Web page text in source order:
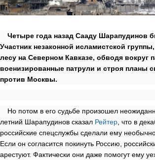
Четыре года назад Сааду Шарапудинов
Участник незаконной исламистской
лесу на Северном Кавказе, обводя вокруг
военизированные патрули и строя планы
против Москвы.
Но потом в его судьбе произошел
летний Шарапудинов сказал Рейтер , что в
российские спецслужбы сделали ему
Если он согласится покинуть Россию,
арестуют. Фактически они даже помогут ему